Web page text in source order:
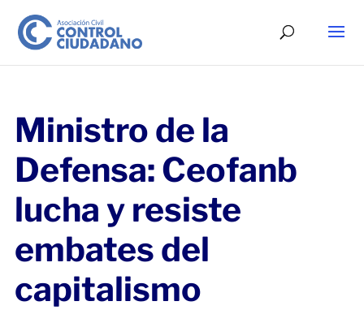
Ministro de la
Defensa: Ceofanb
lucha y resiste
embates del
capitalismo